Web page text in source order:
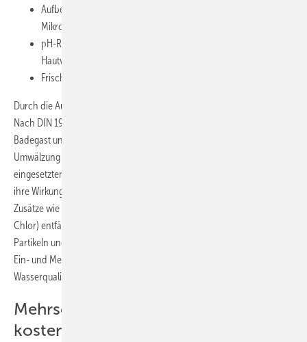
Aufbereitung: Entfernung von Schadstoffen und
Mikroorganismen
pH-Regelung: optimale Wirkung von Desinfektionsmitteln,
Hautverträglichkeit
Frischwasserzulauf.
Durch die Aufbereitung wird das Wasser umgewälzt und ausgetauscht.
Nach DIN 19643 müssen mindestens 30 l frisches Wasser pro
Badegast und Tag zugeführt werden. Gleichzeitig sorgen die
Umwälzung und die passende Beckenhydraulik dafür, dass die
eingesetzten Desinfektionsmittel alle Stellen im Becken erreichen und
ihre Wirkung entfalten können. Neben der Zugabe chemischer
Zusätze wie Flockungs-, pH-Korrektur- oder Desinfektionsmittel (z. B.
Chlor) entfällt ein wichtiger Teil der Reinigung auf die Beseitigung von
Partikeln und Schwebstoffen. Diese Aufgabe übernehmen in der Regel
Ein- und Mehrschichtfilter und bei erhöhten Anforderungen an die
Wasserqualität meist Ultrafiltrationsanlagen.
Mehrschichtfilter: robust und
kostengünstig